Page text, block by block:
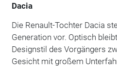
Dacia
Die Renault-Tochter Dacia
Generation vor. Optisch
Designstil des Vorgängers
Gesicht mit großem